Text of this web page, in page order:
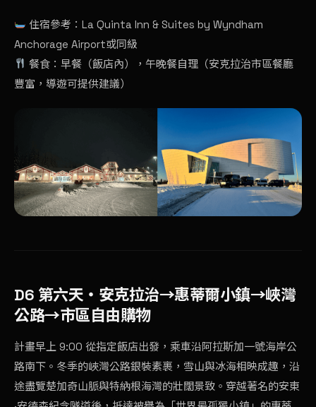
住宿參考：La Quinta Inn & Suites by Wyndham
Anchorage Airport或同級
餐食：早餐（飯店內），午晚餐自理（安克拉治市區餐廳
豐富，導遊可提供建議）
D6 第六天・安克拉治→惠蒂爾小鎮→峽灣
公路→市區自由購物
計畫早上 9:00 從指定飯店出發，乘車沿阿拉斯加一號海岸公
路南下。冬季的峽灣公路銀裝素裹，雪山與冰海相映成趣，沿
途盡覽楚加奇山脈與特納根海灣的壯闊景致。穿越著名的安東